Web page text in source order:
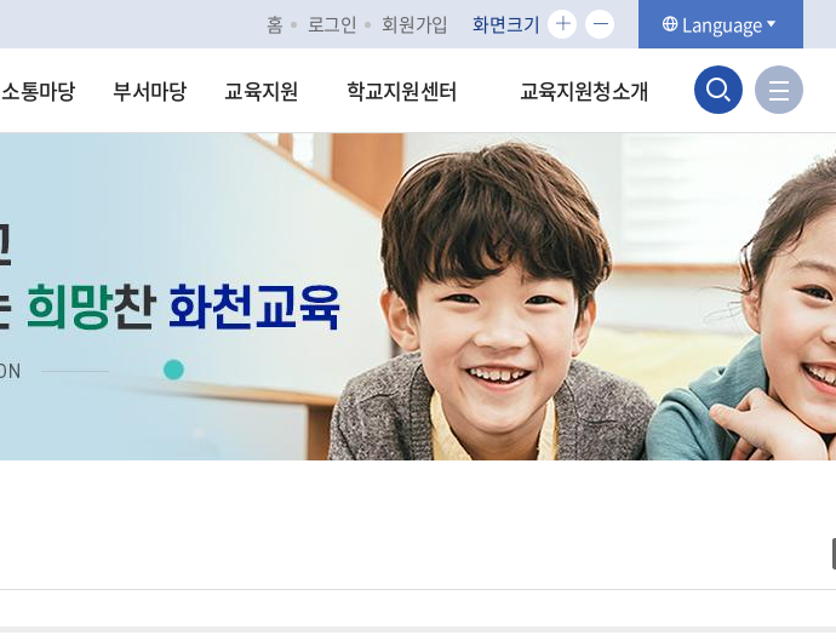
홈 로그인 회원가입 화면크기
화
면
크
기
확
대
화
면
크
축
Language
소통마당 부서마당 교육지원 학교지원센터 교육지원청소개
검
색
역
열
기
사
이
맵
바
로
가
기